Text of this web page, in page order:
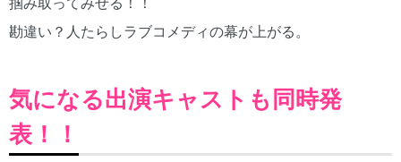
勘違い？人たらしラブコメディの幕が上がる。
気になる出演キャストも同時発
表！！